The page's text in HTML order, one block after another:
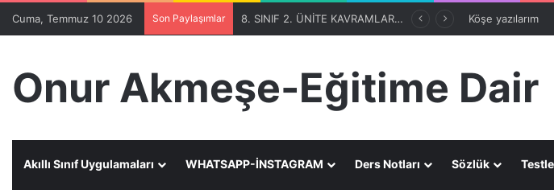
Cuma, Temmuz 10 2026 Son Paylaşımlar 8. SINIF 1. ÜNİTE OTOMATİK KAVRAM SEÇİCİ Köşe yazılarım
Onur Akmeşe-Eğitime Dair
Akıllı Sınıf Uygulamaları WHATSAPP-İNSTAGRAM Ders Notları Sözlük